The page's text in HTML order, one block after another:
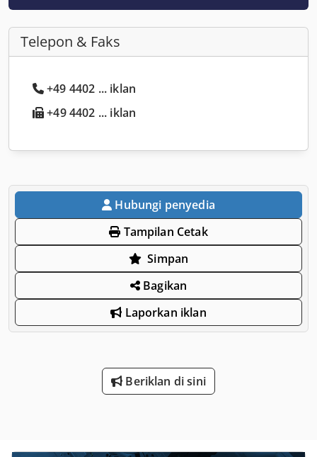
Telepon & Faks
+49 4402 ... iklan
+49 4402 ... iklan
Hubungi penyedia
Tampilan Cetak
Simpan
Bagikan
Laporkan iklan
Beriklan di sini